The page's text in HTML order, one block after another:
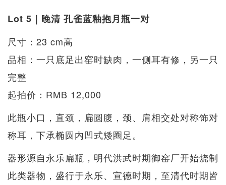
Lot 5｜晚清 孔雀蓝釉抱月瓶一对
尺寸：23 cm高
品相：一只底足出窑时缺肉，一侧耳有修，另一只
完整
起拍价：RMB 12,000
此瓶小口，直颈，扁圆腹，颈、肩相交处对称饰对
称耳，下承椭圆内凹式矮圈足。
器形源自永乐扁瓶，明代洪武时期御窑厂开始烧制
此类器物，盛行于永乐、宣德时期，至清代时期皆